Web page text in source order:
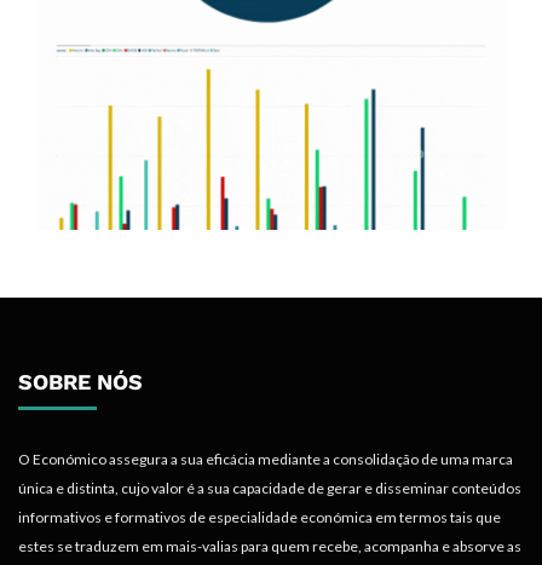
SOBRE NÓS
O Económico assegura a sua eficácia mediante a consolidação de uma marca
única e distinta, cujo valor é a sua capacidade de gerar e disseminar conteúdos
informativos e formativos de especialidade económica em termos tais que
estes se traduzem em mais-valias para quem recebe, acompanha e absorve as